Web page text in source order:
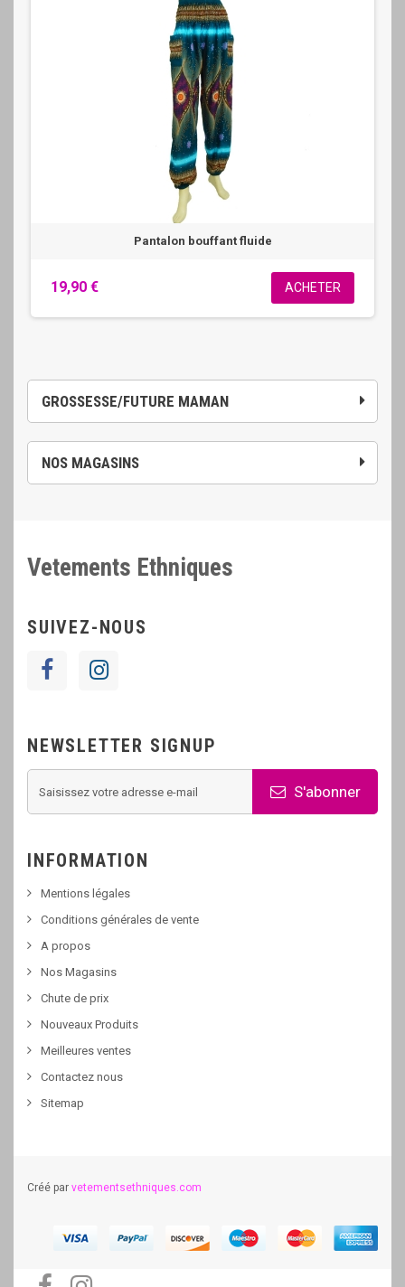
GROSSESSE/FUTURE MAMAN
NOS MAGASINS
Pantalon bouffant fluide
19,90 € ACHETER
Vetements Ethniques
SUIVEZ-NOUS
NEWSLETTER SIGNUP
S'abonner
INFORMATION
Mentions légales
Conditions générales de vente
A propos
Nos Magasins
Chute de prix
Nouveaux Produits
Meilleures ventes
Contactez nous
Sitemap
Créé par vetementsethniques.com